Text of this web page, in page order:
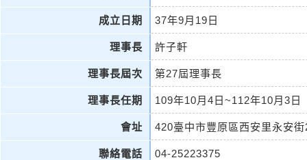
成立日期 37年9月19日
理事長 許子軒
理事長屆次 第27屆理事長
理事長任期 109年10月4日~112年10月3日
會址 420臺中市豐原區西安里永安
聯絡電話
04-25223375